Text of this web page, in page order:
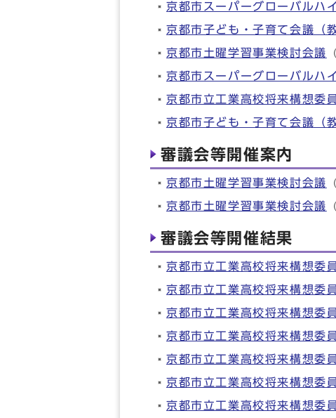
京都市スーパーグローバルハ
京都市子ども・子育て会議（
京都市土曜学習事業検討会議
京都市スーパーグローバルハ
京都市立工業高校将来構想委
京都市子ども・子育て会議（
審議会等開催案内
京都市土曜学習事業検討会議
京都市土曜学習事業検討会議
審議会等開催結果
京都市立工業高校将来構想委
京都市立工業高校将来構想委
京都市立工業高校将来構想委
京都市立工業高校将来構想委
京都市立工業高校将来構想委
京都市立工業高校将来構想委
京都市立工業高校将来構想委